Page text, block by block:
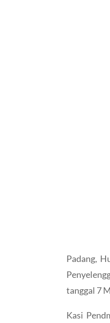
Padang,
tanggal 7
Kasi